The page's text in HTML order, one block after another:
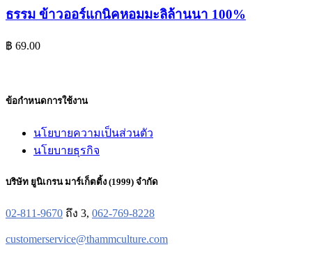
ธรรม ข้าวออร์แกนิคหอมมะลิล้านนา 100%
฿ 69.00
ข้อกำหนดการใช้งาน
นโยบายความเป็นส่วนตัว
นโยบายธุรกิจ
บริษัท ยูนิเกรน มาร์เก็ตติ้ง (1999) จำกัด
02-811-9670 ถึง 3, 062-769-8228
customerservice@thammculture.com